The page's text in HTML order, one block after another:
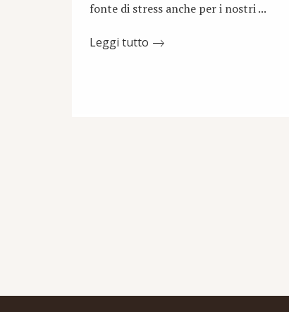
fonte di stress anche per i nostri ...
Leggi tutto